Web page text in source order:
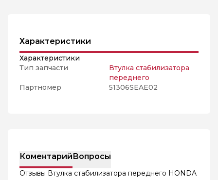
Характеристики
Характеристики
Тип запчасти
Втулка стабилизатора
переднего
Партномер
51306SEAE02
КоментарийВопросы
Отзывы Втулка стабилизатора переднего HONDA